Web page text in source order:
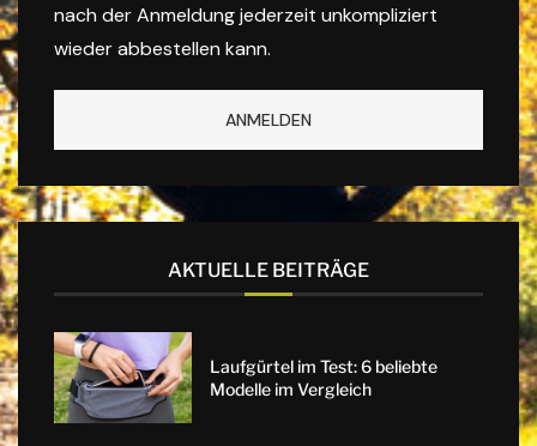
nach der Anmeldung jederzeit unkompliziert
wieder abbestellen kann.
AKTUELLE BEITRÄGE
Laufgürtel im Test: 6 beliebte
Modelle im Vergleich